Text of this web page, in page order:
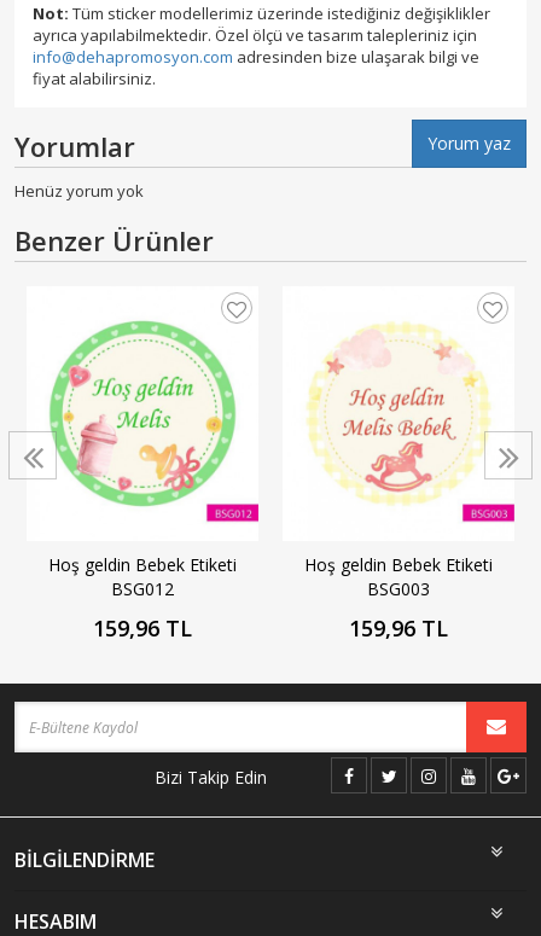
Not: Tüm sticker modellerimiz üzerinde istediğiniz değişiklikler
ayrıca yapılabilmektedir. Özel ölçü ve tasarım talepleriniz için
info@dehapromosyon.com adresinden bize ulaşarak bilgi ve
fiyat alabilirsiniz.
Yorumlar Yorum yaz
Henüz yorum yok
Benzer Ürünler
Hoş geldin Bebek Etiketi
BSG012
159,96 TL
Hoş geldin Bebek Etiketi
BSG003
159,96 TL
Bizi Takip Edin
BİLGİLENDİRME
HESABIM